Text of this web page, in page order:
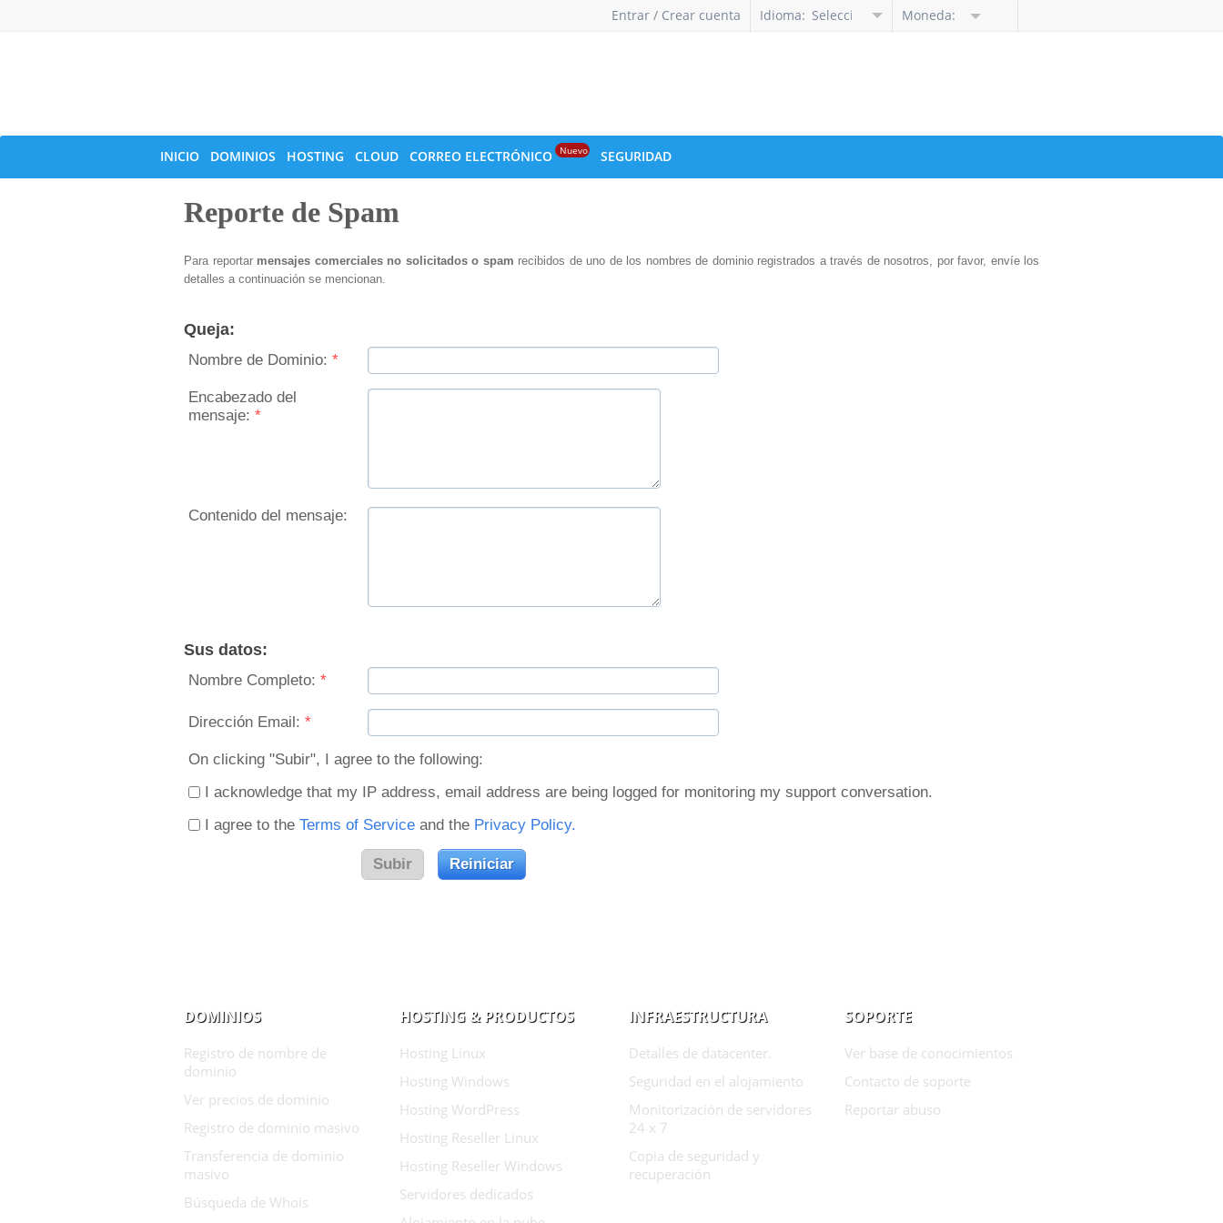
Entrar / Crear cuenta Idioma: Seleccione
Moneda:
INICIO DOMINIOS HOSTING CLOUD CORREO ELECTRÓNICO Nuevo SEGURIDAD
Reporte de Spam
Para reportar mensajes comerciales no solicitados o spam recibidos de uno de los nombres de dominio registrados a través de nosotros, por favor, envíe los
detalles a continuación se mencionan.
Queja:
Nombre de Dominio: *
Encabezado del
mensaje: *
Contenido del mensaje:
Sus datos:
Nombre Completo: *
Dirección Email: *
On clicking "Subir", I agree to the following:
I acknowledge that my IP address, email address are being logged for monitoring my support conversation.
I agree to the Terms of Service and the Privacy Policy.
DOMINIOS
Registro de nombre de
dominio
Ver precios de dominio
Registro de dominio masivo
Transferencia de dominio
masivo
Búsqueda de Whois
HOSTING & PRODUCTOS
Hosting Linux
Hosting Windows
Hosting WordPress
Hosting Reseller Linux
Hosting Reseller Windows
Servidores dedicados
INFRAESTRUCTURA
Detalles de datacenter.
Seguridad en el alojamiento
Monitorización de servidores
24 x 7
Copia de seguridad y
recuperación
SOPORTE
Ver base de conocimientos
Contacto de soporte
Reportar abuso